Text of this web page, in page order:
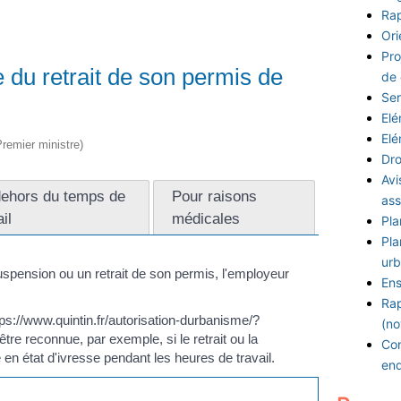
retrait de son permis de
ministre)
du temps de
Pour raisons
médicales
ou un retrait de son permis, l'employeur
www.quintin.fr/autorisation-durbanisme/?
reconnue, par exemple, si le retrait ou la
état d'ivresse pendant les heures de travail.
de